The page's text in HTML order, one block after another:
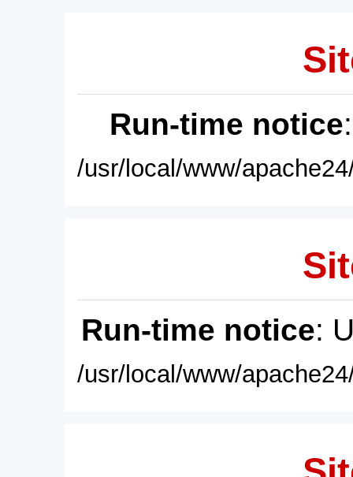
Run-time notice
/usr/local/www/
Run-time notice:
/usr/local/www/